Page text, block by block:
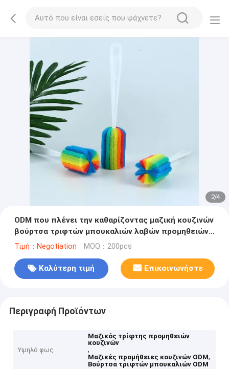
2/4
ODM που πλένει την καθαρίζοντας μαζική κουζινών
βούρτσα τριφτών μπουκαλιών λαβών προμηθειών
πλαστική μακριά
Τιμή：Negotiation MOQ：200pcs
Καλύτερη τιμή Επικοινωνήστε
Περιγραφή Προϊόντων
Υψηλό φως
Μαζικός τρίφτης προμηθειών
κουζινών
,
Μαζικές προμήθειες κουζινών ODM,
Βούρτσα τριφτών μπουκαλιών ODM